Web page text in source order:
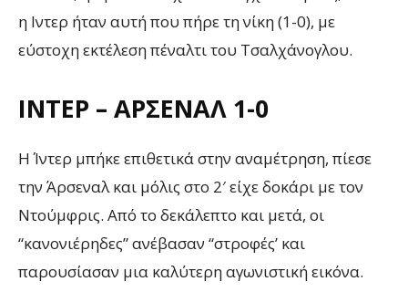
η Ιντερ ήταν αυτή που πήρε τη νίκη (1-0), με
εύστοχη εκτέλεση πέναλτι του Τσαλχάνογλου.
ΊΝΤΕΡ – ΑΡΣΕΝΑΛ 1-0
Η Ίντερ μπήκε επιθετικά στην αναμέτρηση, πίεσε
την Άρσεναλ και μόλις στο 2′ είχε δοκάρι με τον
Ντούμφρις. Από το δεκάλεπτο και μετά, οι
“κανονιέρηδες” ανέβασαν “στροφές’ και
παρουσίασαν μια καλύτερη αγωνιστική εικόνα.